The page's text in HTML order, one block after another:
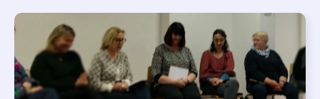
APPEL À SOUTIEN , VIE DE L'ASSOCIATION